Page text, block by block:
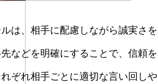
は、相手に配慮しながら誠実さを
などを明確にすることで、信頼を
ぞれ相手ごとに適切な言い回しや